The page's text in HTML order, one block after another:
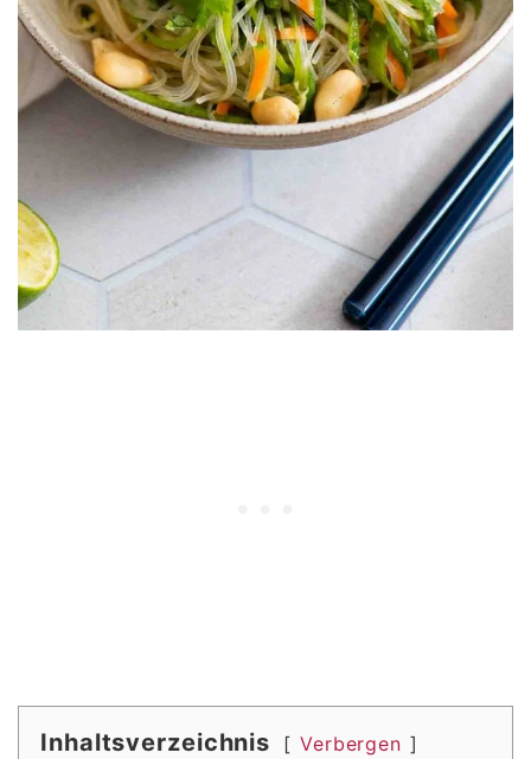
Inhaltsverzeichnis Verbergen